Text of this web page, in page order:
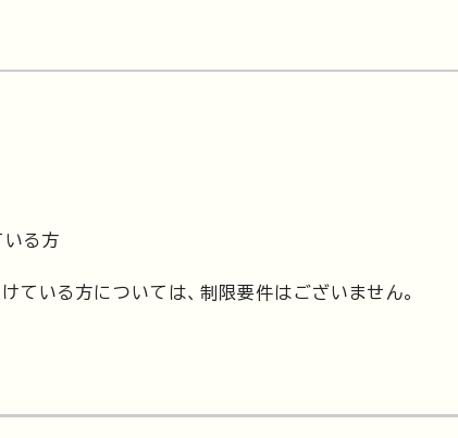
る方
ている方については、制限要件はございません。